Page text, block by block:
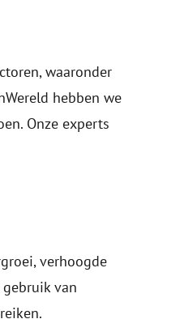
waaronder
hebben we
Onze experts
verhoogde
van